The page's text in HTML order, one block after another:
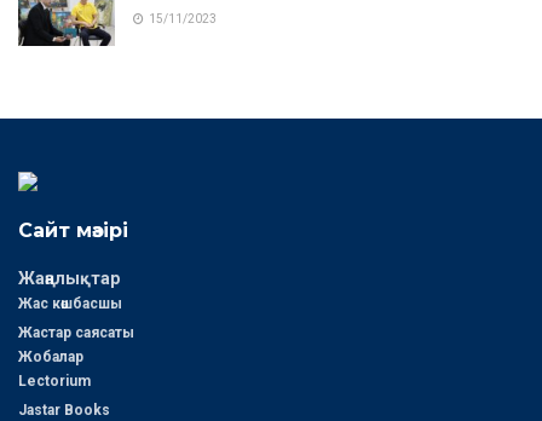
15/11/2023
Сайт мәзірі
Жаңалықтар
Жас көшбасшы
Жастар саясаты
Жобалар
Lectorium
Jastar Books